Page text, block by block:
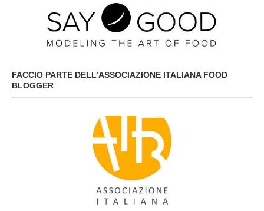
FACCIO PARTE DELL’ASSOCIAZIONE ITALIANA FOOD
BLOGGER